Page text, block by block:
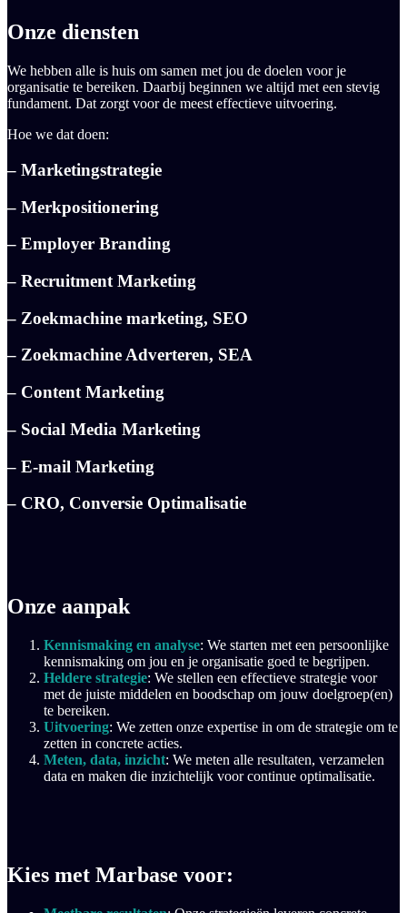
Onze diensten
We hebben alle is huis om samen met jou de doelen voor je
organisatie te bereiken. Daarbij beginnen we altijd met een stevig
fundament. Dat zorgt voor de meest effectieve uitvoering.
Hoe we dat doen:
– Marketingstrategie
– Merkpositionering
– Employer Branding
– Recruitment Marketing
– Zoekmachine marketing, SEO
– Zoekmachine Adverteren, SEA
– Content Marketing
– Social Media Marketing
– E-mail Marketing
– CRO, Conversie Optimalisatie
Onze aanpak
Kennismaking en analyse: We starten met een persoonlijke
kennismaking om jou en je organisatie goed te begrijpen.
Heldere strategie: We stellen een effectieve strategie voor
met de juiste middelen en boodschap om jouw doelgroep(en)
te bereiken.
Uitvoering: We zetten onze expertise in om de strategie om te
zetten in concrete acties.
Meten, data, inzicht: We meten alle resultaten, verzamelen
data en maken die inzichtelijk voor continue optimalisatie.
Kies met Marbase voor: